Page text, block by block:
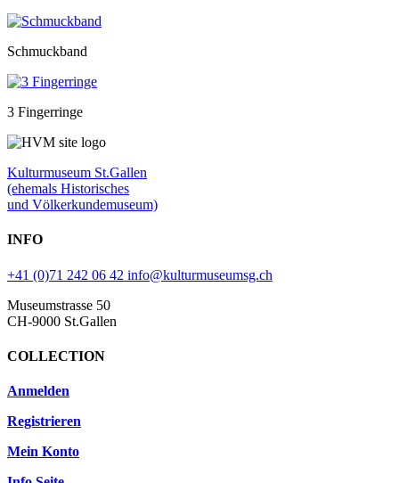
Schmuckband
3 Fingerringe
Kulturmuseum St.Gallen
(ehemals Historisches
und Völkerkundemuseum)
INFO
+41 (0)71 242 06 42 info@kulturmuseumsg.ch
Museumstrasse 50
CH-9000 St.Gallen
COLLECTION
Anmelden
Registrieren
Mein Konto